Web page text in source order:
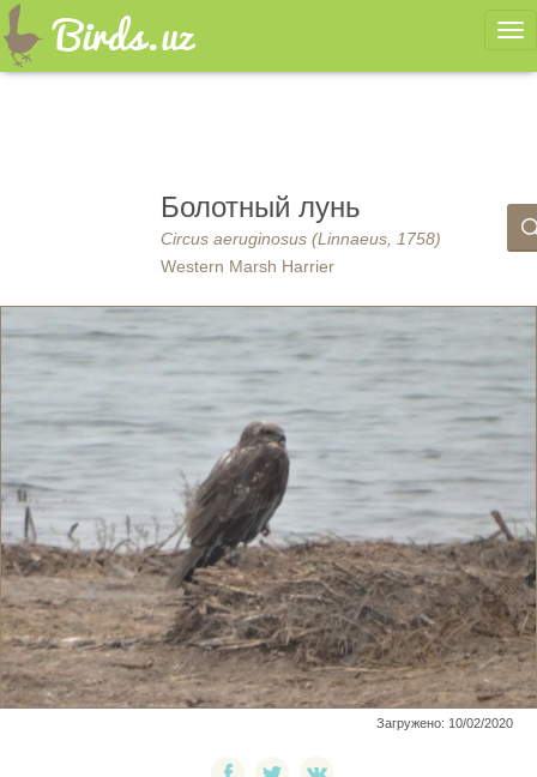
Болотный лунь
Circus aeruginosus (Linnaeus, 1758)
Western Marsh Harrier
Загружено: 10/02/2020